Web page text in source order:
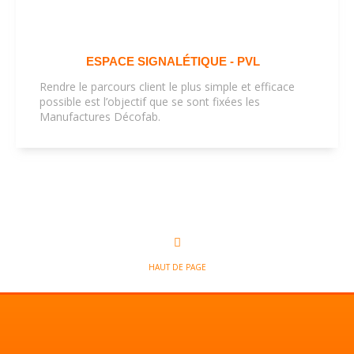
ESPACE SIGNALÉTIQUE - PVL
Rendre le parcours client le plus simple et efficace
possible est l’objectif que se sont fixées les
Manufactures Décofab.
HAUT DE PAGE